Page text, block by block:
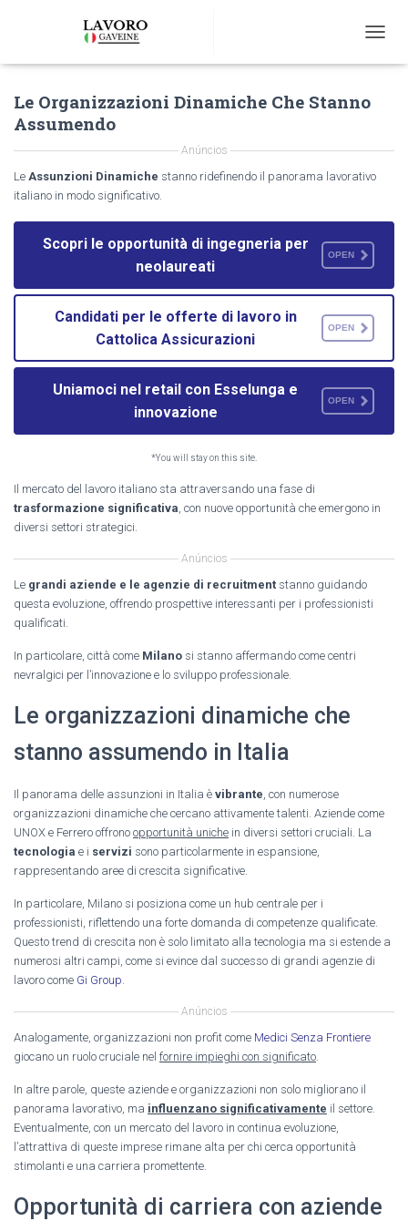
O
N
V
G
O
Le Organizzazioni Dinamiche Che Stanno
Assumendo
Anúncios
Le Assunzioni Dinamiche stanno ridefinendo il panorama lavorativo
italiano in modo significativo.
Scopri le opportunità di ingegneria per
neolaureati
OPEN
Candidati per le offerte di lavoro in
Cattolica Assicurazioni
OPEN
Uniamoci nel retail con Esselunga e
innovazione
OPEN
*You will stay on this site.
Il mercato del lavoro italiano sta attraversando una fase di
trasformazione significativa , con nuove opportunità che emergono in
diversi settori strategici.
Anúncios
Le grandi aziende e le agenzie di recruitment stanno guidando
questa evoluzione, offrendo prospettive interessanti per i professionisti
qualificati.
In particolare, città come Milano si stanno affermando come centri
nevralgici per l’innovazione e lo sviluppo professionale.
Le organizzazioni dinamiche che
stanno assumendo in Italia
Il panorama delle assunzioni in Italia è vibrante , con numerose
organizzazioni dinamiche che cercano attivamente talenti. Aziende come
UNOX e Ferrero offrono opportunità uniche in diversi settori cruciali. La
tecnologia e i servizi sono particolarmente in espansione,
rappresentando aree di crescita significative.
In particolare, Milano si posiziona come un hub centrale per i
professionisti, riflettendo una forte domanda di competenze qualificate.
Questo trend di crescita non è solo limitato alla tecnologia ma si estende a
numerosi altri campi, come si evince dal successo di grandi agenzie di
lavoro come Gi Group
Anúncios
Analogamente, organizzazioni non profit come Medici Senza Frontiere
giocano un ruolo cruciale nel fornire impieghi con significato
In altre parole, queste aziende e organizzazioni non solo migliorano il
panorama lavorativo, ma influenzano significativamente il settore.
Eventualmente, con un mercato del lavoro in continua evoluzione,
l’attrattiva di queste imprese rimane alta per chi cerca opportunità
stimolanti e una carriera promettente.
Opportunità di carriera con aziende